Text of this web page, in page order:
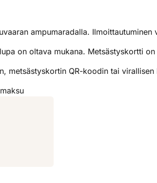
ampumaradalla. Ilmoittautuminen
on oltava mukana. Metsästyskortti
metsästyskortin QR-koodin tai